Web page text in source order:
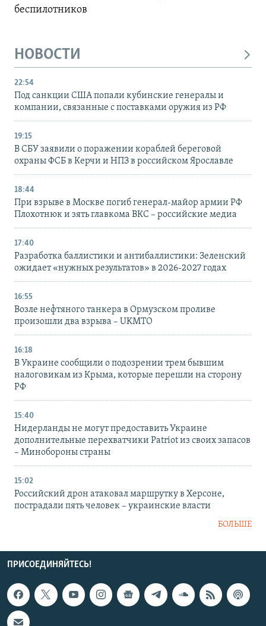
беспилотников
НОВОСТИ
22:54
Под санкции США попали кубинские генералы и
компании, связанные с поставками оружия из РФ
19:15
В СБУ заявили о поражении кораблей береговой
охраны ФСБ в Керчи и НПЗ в российском Ярославле
18:44
При взрыве в Москве погиб генерал-майор армии РФ
Плохотнюк и зять главкома ВКС – российские медиа
17:40
Разработка баллистики и антибаллистики: Зеленский
ожидает «нужных результатов» в 2026-2027 годах
16:55
Возле нефтяного танкера в Ормузском проливе
произошли два взрыва – UKMTO
16:18
В Украине сообщили о подозрении трем бывшим
налоговикам из Крыма, которые перешли на сторону
РФ
15:40
Нидерланды не могут предоставить Украине
дополнительные перехватчики Patriot из своих запасов
– Минобороны страны
15:02
Российский дрон атаковал маршрутку в Херсоне,
пострадали пять человек – украинские власти
БОЛЬШЕ
ПРИСОЕДИНЯЙТЕСЬ!